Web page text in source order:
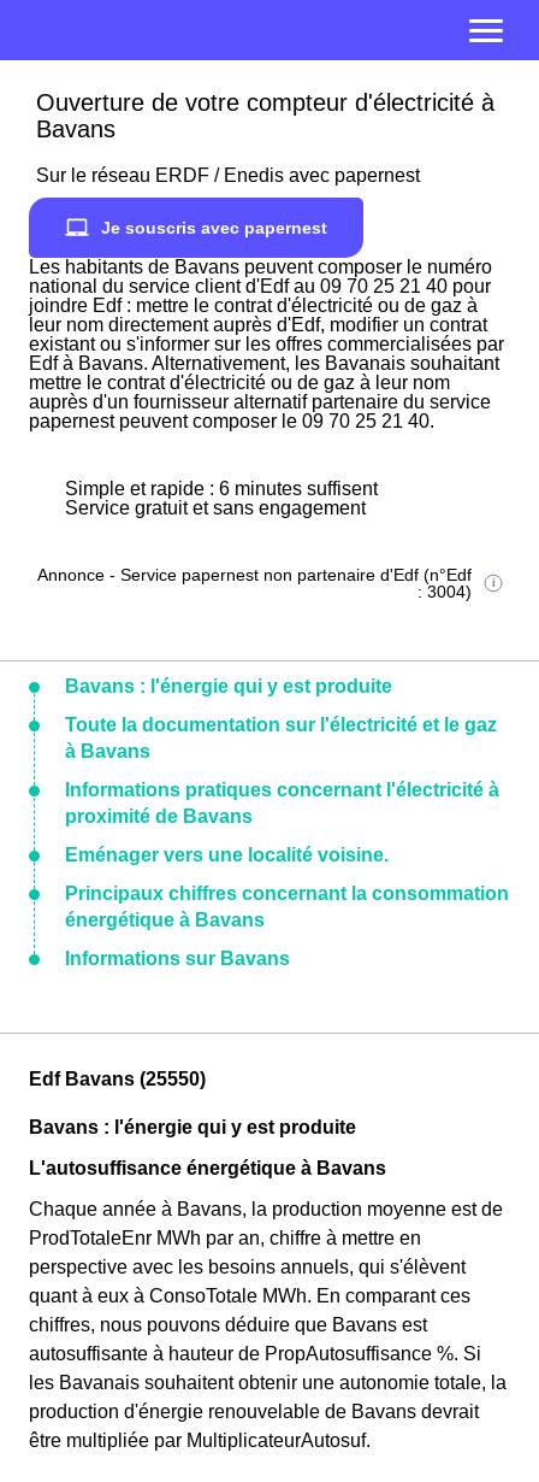
Ouverture de votre compteur d'électricité à
Bavans
Sur le réseau ERDF / Enedis avec papernest
Je souscris avec papernest
Les habitants de Bavans peuvent composer le numéro
national du service client d'Edf au 09 70 25 21 40 pour
joindre Edf : mettre le contrat d'électricité ou de gaz à
leur nom directement auprès d'Edf, modifier un contrat
existant ou s'informer sur les offres commercialisées par
Edf à Bavans. Alternativement, les Bavanais souhaitant
mettre le contrat d'électricité ou de gaz à leur nom
auprès d'un fournisseur alternatif partenaire du service
papernest peuvent composer le 09 70 25 21 40.
Simple et rapide : 6 minutes suffisent
Service gratuit et sans engagement
Annonce - Service papernest non partenaire d'Edf (n°Edf
: 3004)
Bavans : l'énergie qui y est produite
Toute la documentation sur l'électricité et le gaz
à Bavans
Informations pratiques concernant l'électricité à
proximité de Bavans
Eménager vers une localité voisine.
Principaux chiffres concernant la consommation
énergétique à Bavans
Informations sur Bavans
Edf Bavans (25550)
Bavans : l'énergie qui y est produite
L'autosuffisance énergétique à Bavans
Chaque année à Bavans, la production moyenne est de
ProdTotaleEnr MWh par an, chiffre à mettre en
perspective avec les besoins annuels, qui s'élèvent
quant à eux à ConsoTotale MWh. En comparant ces
chiffres, nous pouvons déduire que Bavans est
autosuffisante à hauteur de PropAutosuffisance %. Si
les Bavanais souhaitent obtenir une autonomie totale, la
production d'énergie renouvelable de Bavans devrait
être multipliée par MultiplicateurAutosuf.